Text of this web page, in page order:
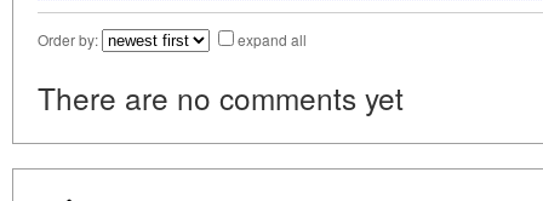
Order by: expand all
There are no comments yet